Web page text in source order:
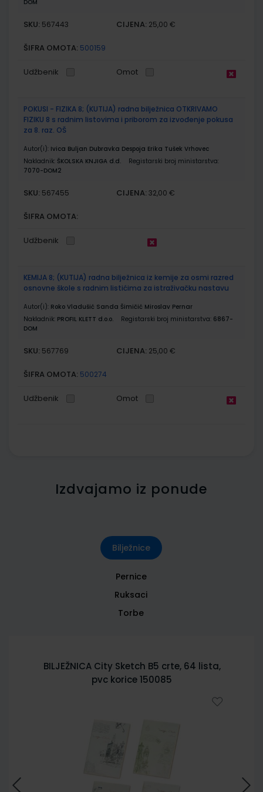
DOM
SKU: 567443 CIJENA: 25,00 €
ŠIFRA OMOTA: 500159
Udžbenik Omot
POKUSI - FIZIKA 8; (KUTIJA) radna bilježnica OTKRIVAMO
FIZIKU 8 s radnim listovima i priborom za izvođenje pokusa
za 8. raz. OŠ
Autor(i): Ivica Buljan Dubravka Despoja Erika Tušek Vrhovec
Nakladnik: ŠKOLSKA KNJIGA d.d.
Registarski broj ministarstva:
7070-DOM2
SKU: 567455 CIJENA: 32,00 €
ŠIFRA OMOTA:
Udžbenik
KEMIJA 8; (KUTIJA) radna bilježnica iz kemije za osmi razred
osnovne škole s radnim listićima za istraživačku nastavu
Autor(i): Roko Vladušić Sanda Šimičić Miroslav Pernar
Nakladnik: PROFIL KLETT d.o.o. Registarski broj ministarstva: 6867-
DOM
SKU: 567769 CIJENA: 25,00 €
ŠIFRA OMOTA: 500274
Udžbenik Omot
Izdvajamo iz ponude
Bilježnice
Pernice
Ruksaci
Torbe
BILJEŽNICA City Sketch B5 crte, 64 lista,
pvc korice 150085